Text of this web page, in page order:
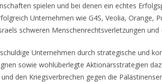
spielen und bei denen ein echtes
Unternehmen wie G4S, Veolia, Orange,
schweren Menschenrechtsverletzungen und
Unternehmen durch strategische und
sowie wohlüberlegte Aktionärsstrategien
den Kriegsverbrechen gegen die